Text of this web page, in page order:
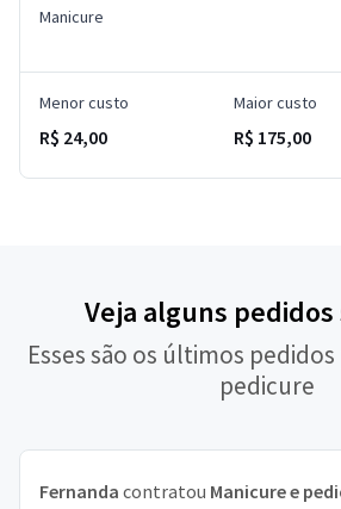
Manicure
Menor custo
R$ 24,00
Maior custo
R$ 175,00
Veja alguns
Esses são os últimos
pedicure
Fernanda contratou Manicure e